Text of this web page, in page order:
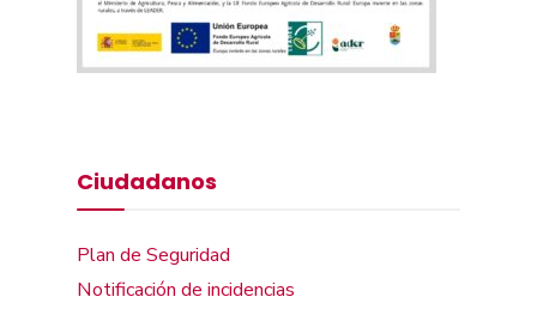
Ciudadanos
Plan de Seguridad
Notificación de incidencias